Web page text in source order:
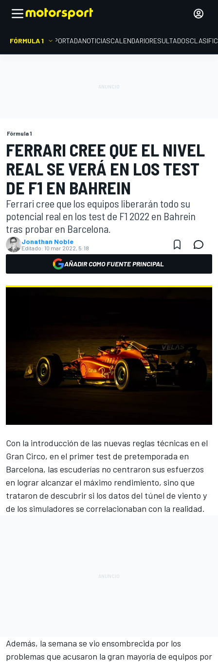
FÓRMULA 1 PORTADANOTICIASCALENDARIORESULTADOS
Fórmula 1
FERRARI CREE QUE EL NIVEL
REAL SE VERÁ EN LOS TEST
DE F1 EN BAHREIN
Ferrari cree que los equipos liberarán todo su
potencial real en los test de F1 2022 en Bahrein
tras probar en Barcelona.
Jonathan Noble
Editado: 10 mar 2022, 5:18
AÑADIR COMO FUENTE PRINCIPAL
Con la introducción de las nuevas reglas técnicas en el
Gran Circo, en el primer test de pretemporada en
Barcelona, las escuderías no centraron sus esfuerzos
en lograr alcanzar el máximo rendimiento, sino que
trataron de descubrir si los datos del túnel de viento y
de los simuladores se correlacionaban con la realidad.
Además, la semana se vio ensombrecida por los
problemas que acusaron la gran mayoría de equipos por